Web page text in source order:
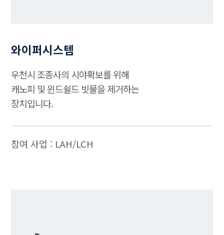
와이퍼시스템
우천시 조종사의 시야확보를 위해
캐노피 및 윈드쉴드 빗물을 제거하는
장치입니다.
참여 사업 : LAH/LCH